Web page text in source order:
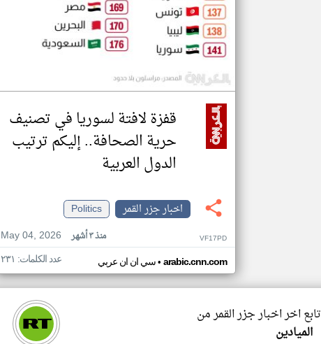
قفزة لافتة لسوريا في تصنيف
حرية الصحافة.. إليكم ترتيب
الدول العربية
اخبار جزر القمر
Politics
May 04, 2026
منذ ٣ أشهر VF17PD
سي ان ان عربي• arabic.cnn.com عدد الكلمات: ٢٣١
تابع اخر اخبار جزر القمر من
الميادين